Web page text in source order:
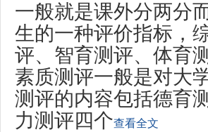
一般就是课外分两分
生的一种评价指标，
评、智育测评、体育
素质测评一般是对大
测评的内容包括德育
力测评四个查看全文